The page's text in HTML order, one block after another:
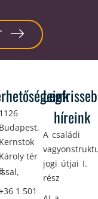
1126
Budapest,
Kernstok
Károly tér
1 501
híreink
A családi
jogi útjai I.
rész